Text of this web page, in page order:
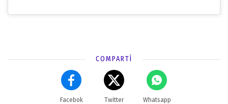
COMPARTÍ
Facebok Twitter Whatsapp